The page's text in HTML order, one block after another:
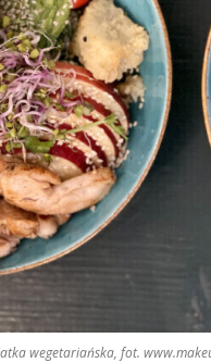
wegetariańska, fot.